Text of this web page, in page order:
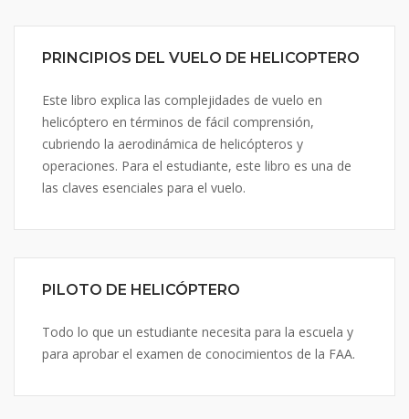
PRINCIPIOS DEL VUELO DE HELICOPTERO
Este libro explica las complejidades de vuelo en
helicóptero en términos de fácil comprensión,
cubriendo la aerodinámica de helicópteros y
operaciones. Para el estudiante, este libro es una de
las claves esenciales para el vuelo.
PILOTO DE HELICÓPTERO
Todo lo que un estudiante necesita para la escuela y
para aprobar el examen de conocimientos de la FAA.